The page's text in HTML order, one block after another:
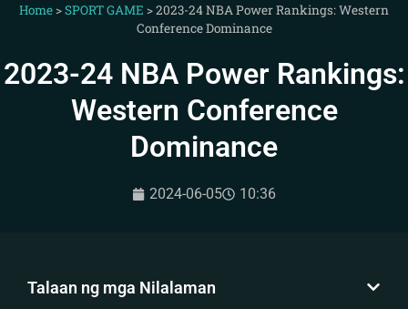
Home>SPORT GAME >2023-24 NBA Power Rankings: Western
Conference Dominance
2023-24 NBA Power Rankings:
Western Conference
Dominance
2024-06-05 10:36
Talaan ng mga Nilalaman